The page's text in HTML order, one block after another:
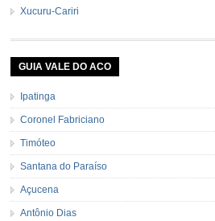
Xucuru-Cariri
GUIA VALE DO ACO
Ipatinga
Coronel Fabriciano
Timóteo
Santana do Paraíso
Açucena
Antônio Dias